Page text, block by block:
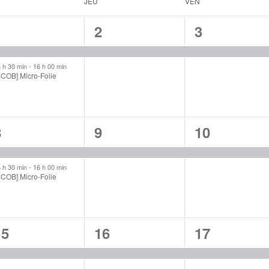
h 30 min- 16 h 00 min
Micro-Folie
1
évènement,
2
1
3
h 30 min- 16 h 00 min
Micro-Folie
1
évènement,
9
1
10
1
évènement,
16
1
17